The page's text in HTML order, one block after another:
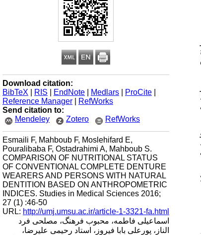
Download citation:
BibTeX
RIS EndNote Medlars ProCite
Reference Manager
RefWorks
Send citation to:
Mendeley
Zotero RefWorks
Esmaili F, Mahboub F, Moslehifard E,
Pouralibaba F, Ostadrahimi A, Mahboub S.
COMPARISON OF NUTRITIONAL STATUS
OF CONVENTIONAL COMPLETE DENTURE
WEARERS AND PERSONS WITH NATURAL
DENTITION BASED ON ANTHROPOMETRIC
INDICES. Studies in Medical Sciences 2016;
27 (1) :46-50
URL: http://umj.umsu.ac.ir/article-1-3321-fa.html
اسماعیلی فاطمه، محبوب فرهنگ، مصلحی فرد
الناز، پورعلی بابا فیروز، استاد رحیمی علیرضا،